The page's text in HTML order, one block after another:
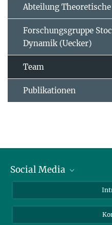
Abteilung
Forschungsgruppe
Dynamik (Uecker)
Team
Publikationen
Social Media